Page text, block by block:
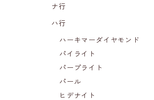
ナ行
ハ行
ハーキマーダイヤモンド
パイライト
パープライト
パール
ヒデナイト